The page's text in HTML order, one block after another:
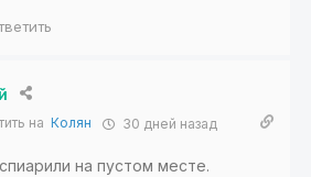
на Колян 30 дней назад
на пустом месте.